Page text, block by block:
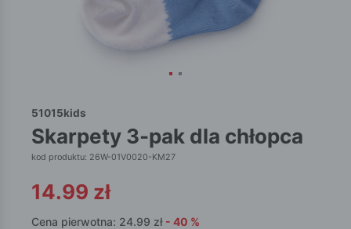
51015kids
skarpety 3-pak dla chłopca
kod produktu: 26W-01V0020-KM27
14.99 zł
Cena pierwotna: 24.99 zł - 40 %